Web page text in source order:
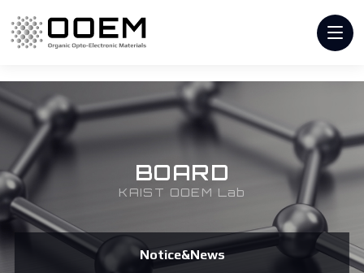
BOARD
KAIST OOEM Lab
Notice&News